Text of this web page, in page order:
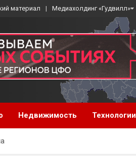
материал Медиахолдинг «Гудвилл»
Недвижимость Технологии